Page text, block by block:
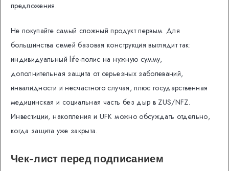
предложения.
Не покупайте самый сложный продукт первым. Для
большинства семей базовая конструкция выглядит так:
индивидуальный life-полис на нужную сумму,
дополнительная защита от серьезных заболеваний,
инвалидности и несчастного случая, плюс государственная
медицинская и социальная часть без дыр в ZUS/NFZ.
Инвестиции, накопления и UFK можно обсуждать отдельно,
когда защита уже закрыта.
Чек-лист перед подписанием